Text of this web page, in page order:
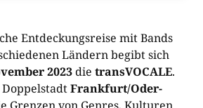
Entdeckungsreise mit Bands
Ländern begibt sich
2023die transVOCALE.
Frankfurt/Oder-